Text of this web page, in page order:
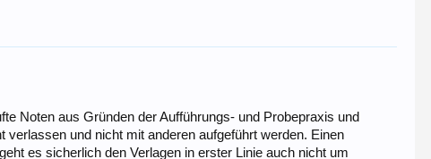
Noten aus Gründen der Aufführungs- und Probepraxis und
und nicht mit anderen aufgeführt werden. Einen
es sicherlich den Verlagen in erster Linie auch nicht um